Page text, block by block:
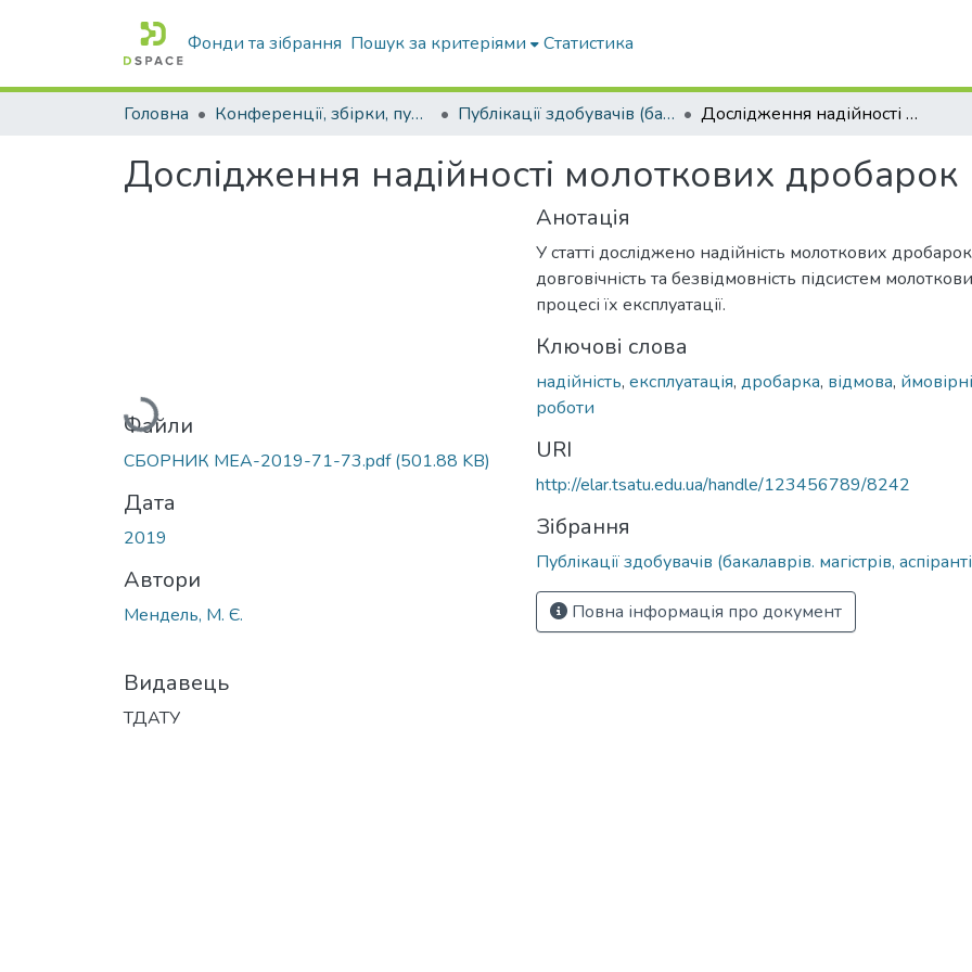
Фонди та зібрання Пошук за критеріями Статистика
Головна Конференції, збірки, публікації молодих вчених і здобувачів : магістрів, бакалаврів, аспірантів. Публікації здобувачів (бакалаврів. магістрів, аспірантів) Дослідження надійності молоткових дробарок
Дослідження надійності молоткових дробарок
Вантажиться...
Файли
СБОРНИК МЕА-2019-71-73.pdf(501.88 KB)
Дата
2019
Автори
Мендель, М. Є.
Видавець
ТДАТУ
Анотація
У статті досліджено надійність молоткових
довговічність та безвідмовність підсистем
процесі їх експлуатації.
Ключові слова
надійність, експлуатація, дробарка, відмова,
роботи
URI
http://elar.tsatu.edu.ua/handle/123456789/8242
Зібрання
Публікації здобувачів (бакалаврів. магістрів,
Повна інформація про документ